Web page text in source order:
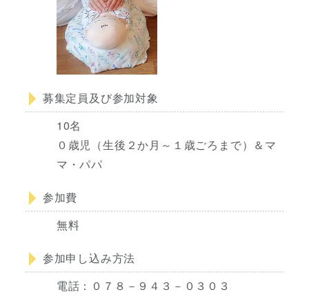
募集定員及び参加対象
10名
０歳児（生後２か月～１歳ごろまで）＆マ
マ・パパ
参加費
無料
参加申し込み方法
電話：０７８－９４３－０３０３